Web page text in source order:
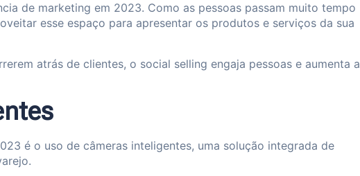
de marketing em 2023. Como as pessoas passam muito tempo
esse espaço para apresentar os produtos e serviços da sua
atrás de clientes, o social selling engaja pessoas e aumenta a
é o uso de câmeras inteligentes, uma solução integrada de